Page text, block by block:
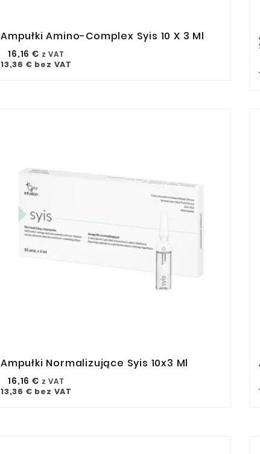
  
Ampułki Amino-Complex Syis 10 X 3 Ml
16,16 € z VAT
13,36 € bez VAT
  
Ampułki Normalizujące Syis 10x3 Ml
16,16 € z VAT
13,36 € bez VAT